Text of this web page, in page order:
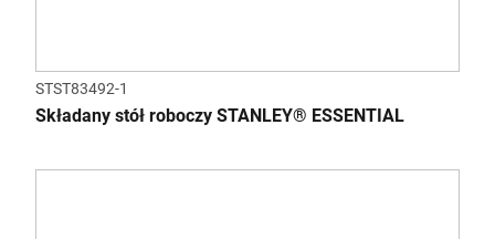
STST83492-1
Składany stół roboczy STANLEY® ESSENTIAL